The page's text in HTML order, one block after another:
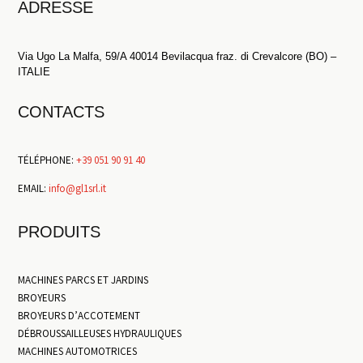
ADRESSE
Via Ugo La Malfa, 59/A 40014 Bevilacqua fraz. di Crevalcore (BO) –
ITALIE
CONTACTS
TÉLÉPHONE: +39 051 90 91 40
EMAIL:info@gl1srl.it
PRODUITS
MACHINES PARCS ET JARDINS
BROYEURS
BROYEURS D’ACCOTEMENT
DÉBROUSSAILLEUSES HYDRAULIQUES
MACHINES AUTOMOTRICES